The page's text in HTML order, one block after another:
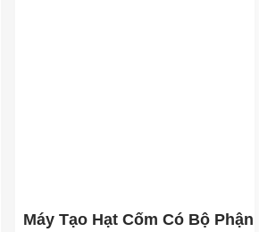
Máy Tạo Hạt Cốm Có Bộ Phận